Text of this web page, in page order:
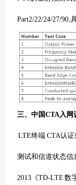
Part2/22/24/27/90,
三、中国CTA入网
LTE终端 CTA认
测试和信道状态信
2013《TD-LTE 数